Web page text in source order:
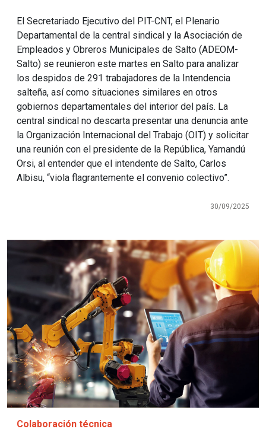
El Secretariado Ejecutivo del PIT-CNT, el Plenario
Departamental de la central sindical y la Asociación de
Empleados y Obreros Municipales de Salto (ADEOM-
Salto) se reunieron este martes en Salto para analizar
los despidos de 291 trabajadores de la Intendencia
salteña, así como situaciones similares en otros
gobiernos departamentales del interior del país. La
central sindical no descarta presentar una denuncia ante
la Organización Internacional del Trabajo (OIT) y solicitar
una reunión con el presidente de la República, Yamandú
Orsi, al entender que el intendente de Salto, Carlos
Albisu, “viola flagrantemente el convenio colectivo”.
30/09/2025
Imagen
Colaboración técnica